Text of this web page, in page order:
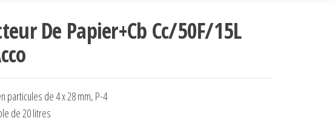
De Papier+Cb Cc/50F/15L
particules de 4 x 28 mm, P-4
de 20 litres